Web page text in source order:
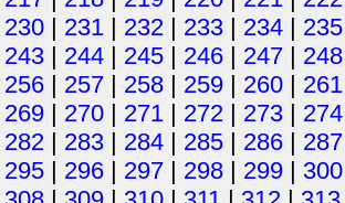
230 | 231 | 232 | 233 | 234 | 235
243 | 244 | 245 | 246 | 247 | 248
256 | 257 | 258 | 259 | 260 | 261
269 | 270 | 271 | 272 | 273 | 274
282 | 283 | 284 | 285 | 286 | 287
295 | 296 | 297 | 298 | 299 | 300